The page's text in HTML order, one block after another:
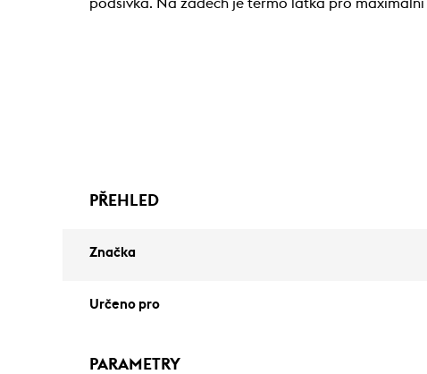
podšívka. Na zádech je termo látka pro
PŘEHLED
Značka
Určeno pro
PARAMETRY